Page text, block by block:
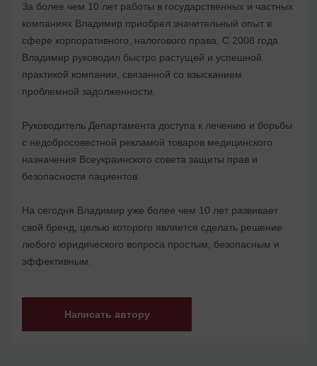
За более чем 10 лет работы в государственных и частных
компаниях Владимир приобрел значительный опыт в
сфере корпоративного, налогового права. С 2008 года
Владимир руководил быстро растущей и успешной
практикой компании, связанной со взысканием
проблемной задолженности.
Руководитель Департамента доступа к лечению и борьбы
с недобросовестной рекламой товаров медицинского
назначения Всеукраинского совета защиты прав и
безопасности пациентов.
На сегодня Владимир уже более чем 10 лет развивает
свой бренд, целью которого является сделать решение
любого юридического вопроса простым, безопасным и
эффективным.
Написать автору